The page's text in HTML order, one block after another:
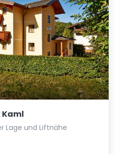
Lage und Liftnähe